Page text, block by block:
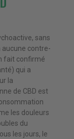
sans
aucune contre-
fait confirmé
qui a
la
de CBD est
les douleurs
du
les jours, le